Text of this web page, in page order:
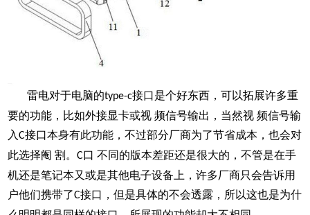
雷电对于电脑的type-c接口是个好东西，可以拓展许多重
要的功能，比如外接显卡或视 频信号输出，当然视 频信号输
入C接口本身有此功能，不过部分厂商为了节省成本，也会对
此选择阉 割。C口 不同的版本差距还是很大的，不管是在手
机还是笔记本又或是其他电子设备上，许多厂商只会告诉用
户他们携带了C接口，但是具体的不会透露，所以这也是为什